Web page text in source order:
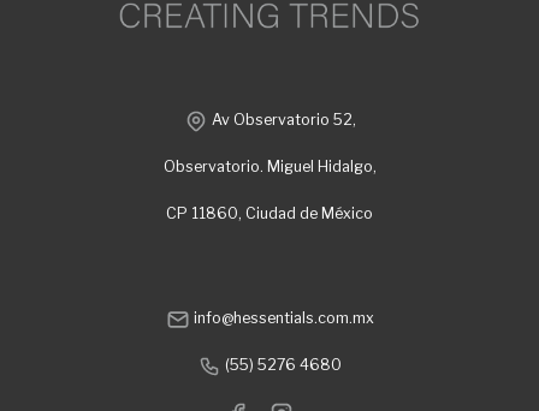
Av Observatorio 52,
Observatorio. Miguel Hidalgo,
CP 11860, Ciudad de México
info@hessentials.com.mx
(55) 5276 4680